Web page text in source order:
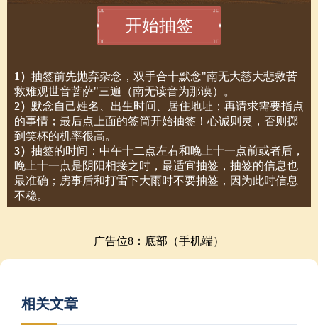
1） 抽签前先抛弃杂念，双手合十默念"南无大慈大悲救苦
救难观世音菩萨"三遍（南无读音为那谟）。
2） 默念自己姓名、出生时间、居住地址；再请求需要指点
的事情；最后点上面的签筒开始抽签！心诚则灵，否则掷
到笑杯的机率很高。
3） 抽签的时间：中午十二点左右和晚上十一点前或者后，
晚上十一点是阴阳相接之时，最适宜抽签，抽签的信息也
最准确；房事后和打雷下大雨时不要抽签，因为此时信息
不稳。
广告位8：底部（手机端）
相关文章